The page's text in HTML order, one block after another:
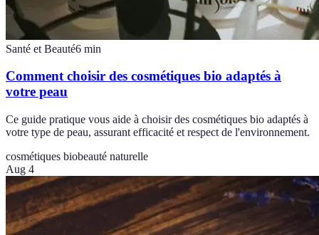
Santé et Beauté6 min
Comment choisir des cosmétiques bio adaptés à
votre peau
Ce guide pratique vous aide à choisir des cosmétiques bio adaptés à
votre type de peau, assurant efficacité et respect de l'environnement.
cosmétiques biobeauté naturelle
Aug 4